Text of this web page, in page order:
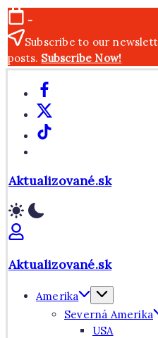
Skip
to
content
-
Subscribe to our
posts. Subscribe Now!
Facebook
X
TikTok
Aktualizované.sk
Aktualizované.sk
Amerika
Severná Amerika
USA